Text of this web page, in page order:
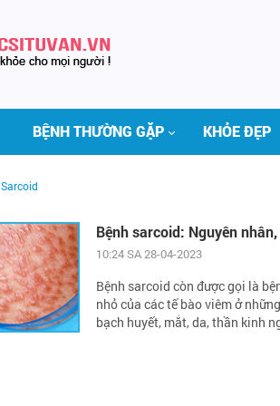
BỆNH THƯỜNG GẶP KHỎE ĐẸP
Sarcoid
Bệnh sarcoid: Nguyên
10:24 SA 28-04-2023
Bệnh sarcoid còn được gọi là
nhỏ của các tế bào viêm ở
bạch huyết, mắt, da, thần kinh